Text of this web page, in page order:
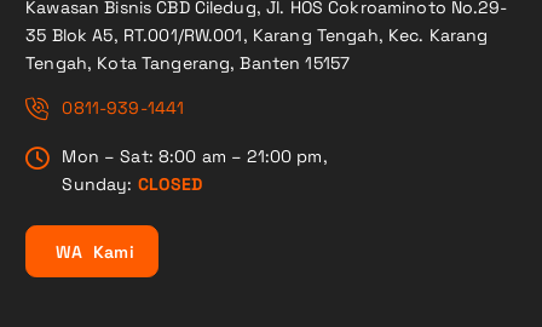
Kawasan Bisnis CBD Ciledug, Jl. HOS Cokroaminoto No.29-
35 Blok A5, RT.001/RW.001, Karang Tengah, Kec. Karang
Tengah, Kota Tangerang, Banten 15157
0811-939-1441
Mon – Sat: 8:00 am – 21:00 pm,
Sunday: CLOSED
WA Kami